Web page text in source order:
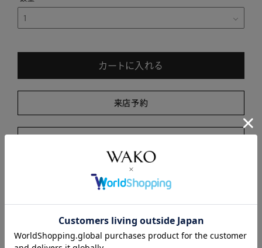
カートに入れる
来店予約
商品説明
商品詳細